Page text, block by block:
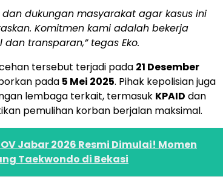
dan dukungan masyarakat agar kasus ini
Komitmen kami adalah bekerja
transparan,” tegas Eko.
tersebut terjadi pada 21 Desember
pada 5 Mei 2025. Pihak kepolisian juga
lembaga terkait, termasuk KPAID dan
pemulihan korban berjalan maksimal.
Jabar 2026 Resmi Dimulai! Momen
Taekwondo di Bekasi